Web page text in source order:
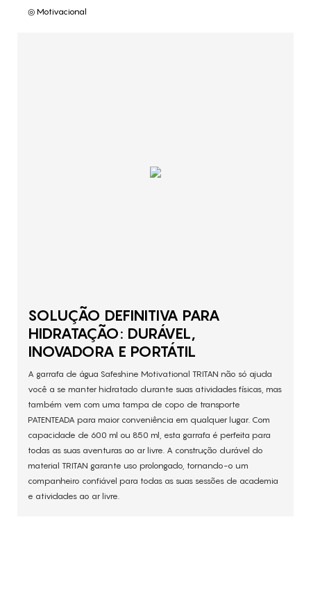
◎ Motivacional
SOLUÇÃO DEFINITIVA PARA
HIDRATAÇÃO: DURÁVEL,
INOVADORA E PORTÁTIL
A garrafa de água Safeshine Motivational TRITAN não só ajuda
você a se manter hidratado durante suas atividades físicas, mas
também vem com uma tampa de copo de transporte
PATENTEADA para maior conveniência em qualquer lugar. Com
capacidade de 600 ml ou 850 ml, esta garrafa é perfeita para
todas as suas aventuras ao ar livre. A construção durável do
material TRITAN garante uso prolongado, tornando-o um
companheiro confiável para todas as suas sessões de academia
e atividades ao ar livre.